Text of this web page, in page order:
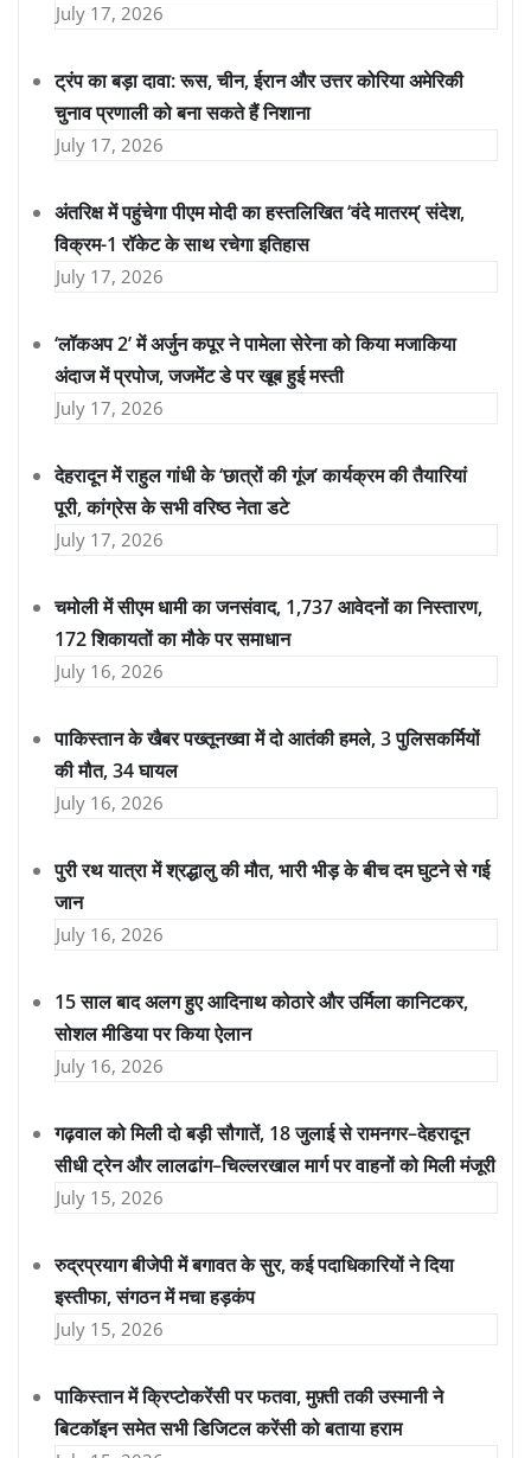
July 17, 2026
ट्रंप का बड़ा दावा: रूस, चीन, ईरान और उत्तर कोरिया अमेरिकी
चुनाव प्रणाली को बना सकते हैं निशाना
July 17, 2026
अंतरिक्ष में पहुंचेगा पीएम मोदी का हस्तलिखित ‘वंदे मातरम्’ संदेश,
विक्रम-1 रॉकेट के साथ रचेगा इतिहास
July 17, 2026
‘लॉकअप 2’ में अर्जुन कपूर ने पामेला सेरेना को किया मजाकिया
अंदाज में प्रपोज, जजमेंट डे पर खूब हुई मस्ती
July 17, 2026
देहरादून में राहुल गांधी के ‘छात्रों की गूंज’ कार्यक्रम की तैयारियां
पूरी, कांग्रेस के सभी वरिष्ठ नेता डटे
July 17, 2026
चमोली में सीएम धामी का जनसंवाद, 1,737 आवेदनों का निस्तारण,
172 शिकायतों का मौके पर समाधान
July 16, 2026
पाकिस्तान के खैबर पख्तूनख्वा में दो आतंकी हमले, 3 पुलिसकर्मियों
की मौत, 34 घायल
July 16, 2026
पुरी रथ यात्रा में श्रद्धालु की मौत, भारी भीड़ के बीच दम घुटने से गई
जान
July 16, 2026
15 साल बाद अलग हुए आदिनाथ कोठारे और उर्मिला कानिटकर,
सोशल मीडिया पर किया ऐलान
July 16, 2026
गढ़वाल को मिली दो बड़ी सौगातें, 18 जुलाई से रामनगर–देहरादून
सीधी ट्रेन और लालढांग–चिल्लरखाल मार्ग पर वाहनों को मिली मंजूरी
July 15, 2026
रुद्रप्रयाग बीजेपी में बगावत के सुर, कई पदाधिकारियों ने दिया
इस्तीफा, संगठन में मचा हड़कंप
July 15, 2026
पाकिस्तान में क्रिप्टोकरेंसी पर फतवा, मुफ़्ती तकी उस्मानी ने
बिटकॉइन समेत सभी डिजिटल करेंसी को बताया हराम